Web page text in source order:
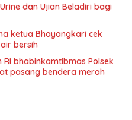
dan Ujian Beladiri bagi
ketua Bhayangkari cek
bersih
RI bhabinkamtibmas Polsek
pasang bendera merah